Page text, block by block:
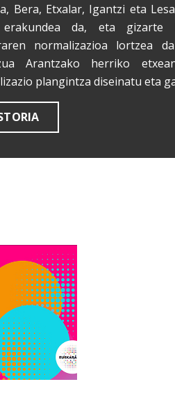
Bera, Etxalar, Igantzi eta
da, eta gizarte
normalizazioa lortzea
Arantzako herriko
plangintza diseinatu eta